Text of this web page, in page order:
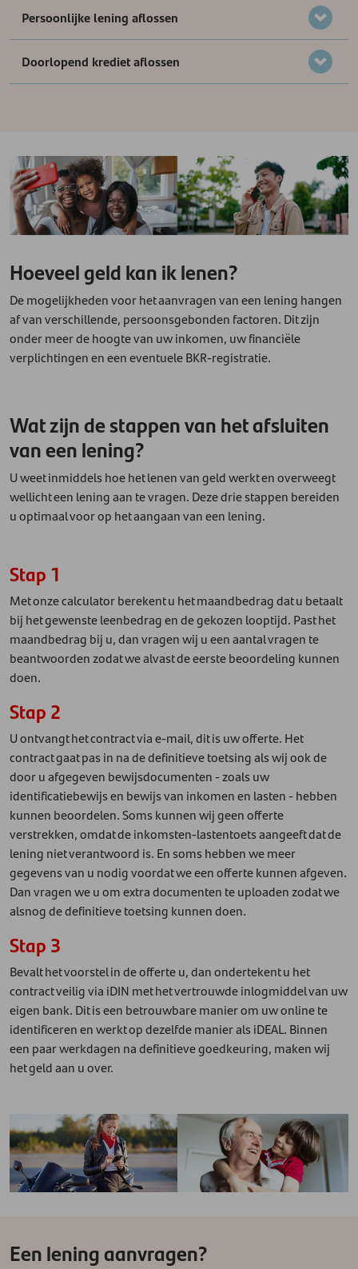
Persoonlijke lening aflossen
Doorlopend krediet aflossen
Hoeveel geld kan ik lenen?
De mogelijkheden voor het aanvragen van een lening hangen
af van verschillende, persoonsgebonden factoren. Dit zijn
onder meer de hoogte van uw inkomen, uw financiële
verplichtingen en een eventuele BKR-registratie.
Wat zijn de stappen van het afsluiten
van een lening?
U weet inmiddels hoe het lenen van geld werkt en overweegt
wellicht een lening aan te vragen. Deze drie stappen bereiden
u optimaal voor op het aangaan van een lening.
Stap 1
Met onze calculator berekent u het maandbedrag dat u betaalt
bij het gewenste leenbedrag en de gekozen looptijd. Past het
maandbedrag bij u, dan vragen wij u een aantal vragen te
beantwoorden zodat we alvast de eerste beoordeling kunnen
doen.
Stap 2
U ontvangt het contract via e-mail, dit is uw offerte. Het
contract gaat pas in na de definitieve toetsing als wij ook de
door u afgegeven bewijsdocumenten - zoals uw
identificatiebewijs en bewijs van inkomen en lasten - hebben
kunnen beoordelen. Soms kunnen wij geen offerte
verstrekken, omdat de inkomsten-lastentoets aangeeft dat de
lening niet verantwoord is. En soms hebben we meer
gegevens van u nodig voordat we een offerte kunnen afgeven.
Dan vragen we u om extra documenten te uploaden zodat we
alsnog de definitieve toetsing kunnen doen.
Stap 3
Bevalt het voorstel in de offerte u, dan ondertekent u het
contract veilig via iDIN met het vertrouwde inlogmiddel van uw
eigen bank. Dit is een betrouwbare manier om uw online te
identificeren en werkt op dezelfde manier als iDEAL. Binnen
een paar werkdagen na definitieve goedkeuring, maken wij
het geld aan u over.
Een lening aanvragen?